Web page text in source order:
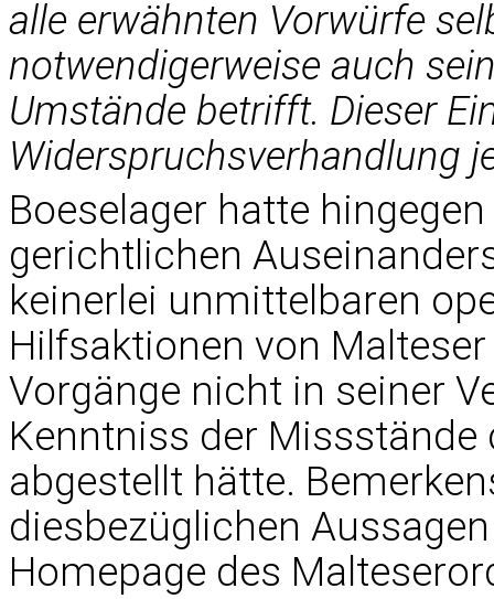
alle erwähnten Vorwürfe
notwendigerweise auch
Umstände betrifft. Dieser
Widerspruchsverhandlung
Boeselager hatte
gerichtlichen
keinerlei unmittelbaren
Hilfsaktionen von
Vorgänge nicht in seiner
Kenntniss der
abgestellt hätte.
diesbezüglichen
Homepage des